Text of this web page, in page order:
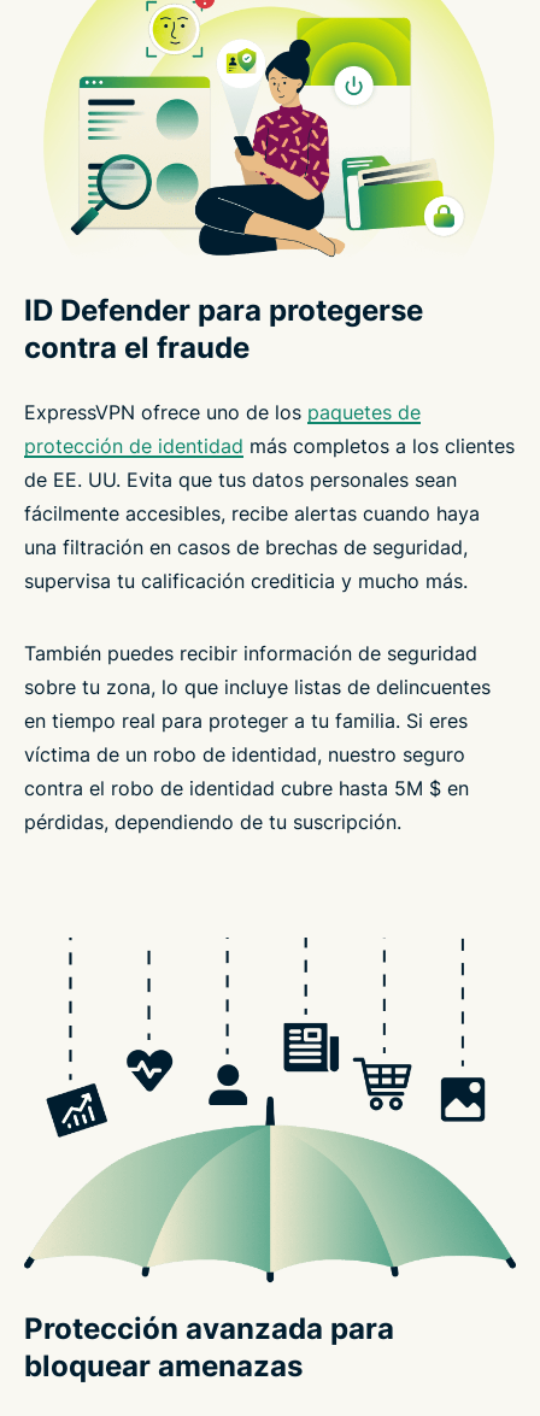
ID Defender para protegerse
contra el fraude
ExpressVPN ofrece uno de los paquetes de
protección de identidad más completos a los clientes
de EE. UU. Evita que tus datos personales sean
fácilmente accesibles, recibe alertas cuando haya
una filtración en casos de brechas de seguridad,
supervisa tu calificación crediticia y mucho más.
También puedes recibir información de seguridad
sobre tu zona, lo que incluye listas de delincuentes
en tiempo real para proteger a tu familia. Si eres
víctima de un robo de identidad, nuestro seguro
contra el robo de identidad cubre hasta 5M $ en
pérdidas, dependiendo de tu suscripción.
Protección avanzada para
bloquear amenazas